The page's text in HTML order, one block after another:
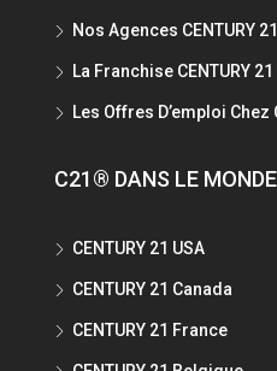
Nos Agences CENTURY
La Franchise CENTURY
Les Offres D’emploi Chez
C21® DANS LE MONDE
CENTURY 21 USA
CENTURY 21 Canada
CENTURY 21 France